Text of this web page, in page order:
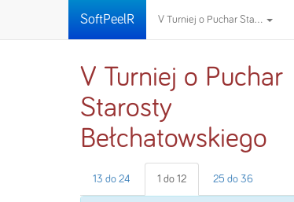
SoftPeelR V Turniej o Puchar Sta...
V Turniej o Puchar
Starosty
Bełchatowskiego
13 do 24 1 do 12 25 do 36